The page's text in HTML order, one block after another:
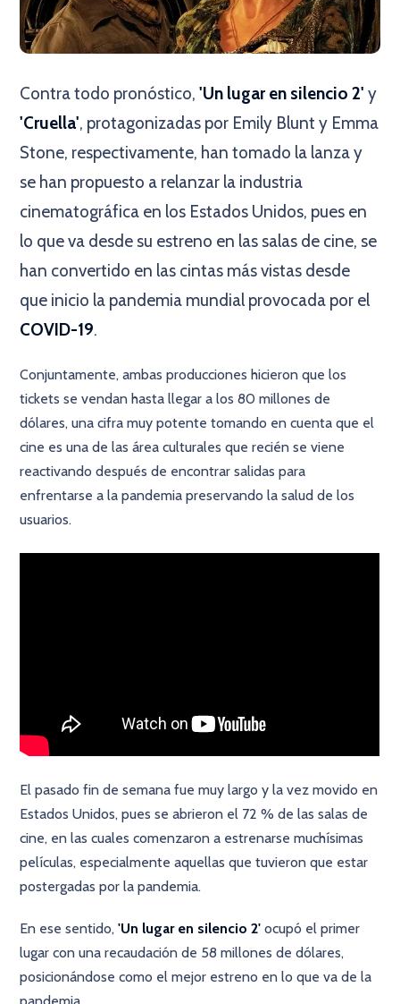
Contra todo pronóstico, 'Un lugar en silencio 2' y
'Cruella', protagonizadas por Emily Blunt y Emma
Stone, respectivamente, han tomado la lanza y
se han propuesto a relanzar la industria
cinematográfica en los Estados Unidos, pues en
lo que va desde su estreno en las salas de cine, se
han convertido en las cintas más vistas desde
que inicio la pandemia mundial provocada por el
COVID-19.
Conjuntamente, ambas producciones hicieron que los
tickets se vendan hasta llegar a los 80 millones de
dólares, una cifra muy potente tomando en cuenta que el
cine es una de las área culturales que recién se viene
reactivando después de encontrar salidas para
enfrentarse a la pandemia preservando la salud de los
usuarios.
El pasado fin de semana fue muy largo y la vez movido en
Estados Unidos, pues se abrieron el 72 % de las salas de
cine, en las cuales comenzaron a estrenarse muchísimas
películas, especialmente aquellas que tuvieron que estar
postergadas por la pandemia.
En ese sentido, 'Un lugar en silencio 2'ocupó el primer
lugar con una recaudación de 58 millones de dólares,
posicionándose como el mejor estreno en lo que va de la